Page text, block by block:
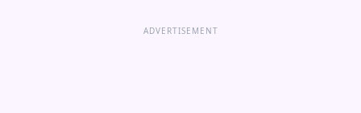
ADVERTISEMENT